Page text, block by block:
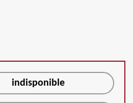
indisponible